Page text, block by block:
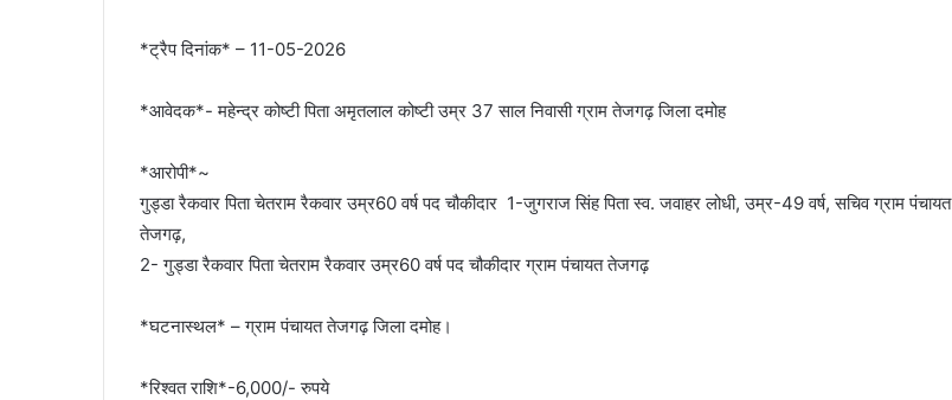
*ट्रैप दिनांक* – 11-05-2026
*आवेदक*- महेन्द्र कोष्टी पिता अमृतलाल कोष्टी उम्र 37 साल निवासी ग्राम तेजगढ़ जिला दमोह
*आरोपी*~
गुड्डा रैकवार पिता चेतराम रैकवार उम्र60 वर्ष पद चौकीदार 1-जुगराज सिंह पिता स्व. जवाहर लोधी, उम्र-49 वर्ष, सचिव ग्राम पंचायत
तेजगढ़,
2- गुड्डा रैकवार पिता चेतराम रैकवार उम्र60 वर्ष पद चौकीदार ग्राम पंचायत तेजगढ़
*घटनास्थल* – ग्राम पंचायत तेजगढ़ जिला दमोह।
*रिश्वत राशि*-6,000/- रुपये